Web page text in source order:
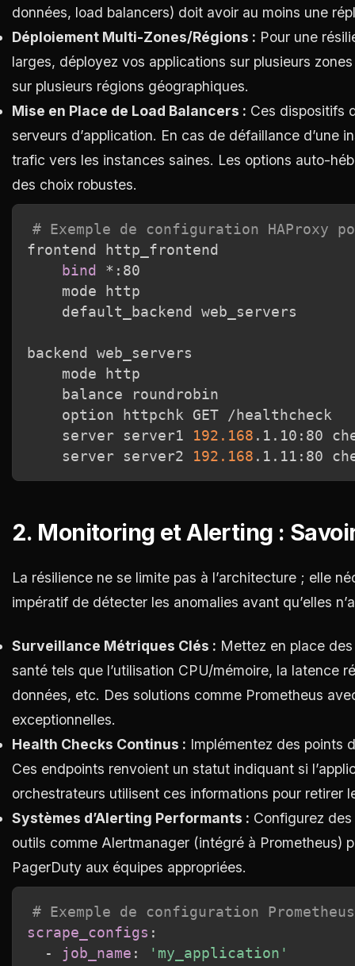
données, load balancers) doit avoir au moins une
Déploiement Multi-Zones/Régions : Pour une
larges, déployez vos applications sur plusieurs
sur plusieurs régions géographiques.
Mise en Place de Load Balancers : Ces dispositifs
serveurs d’application. En cas de défaillance
trafic vers les instances saines. Les options auto-
des choix robustes.
# Exemple de configuration
frontend http_frontend
bind
*:80
    mode http
    default_backend web_servers
backend web_servers
    mode http
    balance roundrobin
    option httpchk GET /healthcheck
    server server1
192.168 .1.10:80
    server server2
192.168
2. Monitoring et Alerting :
La résilience ne se limite pas à l’architecture ; elle
impératif de détecter les anomalies avant qu’elles
Surveillance Métriques Clés : Mettez en place
santé tels que l’utilisation CPU/mémoire, la latence
données, etc. Des solutions comme Prometheus
exceptionnelles.
Health Checks Continus : Implémentez des points
Ces endpoints renvoient un statut indiquant si
orchestrateurs utilisent ces informations pour retirer
Systèmes d’Alerting Performants : Configurez
outils comme Alertmanager (intégré à Prometheus)
PagerDuty aux équipes appropriées.
# Exemple de configuration
scrape_configs :
-
job_name :
'my_application'